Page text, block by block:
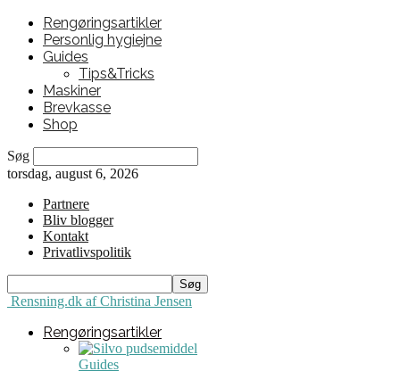
Rengøringsartikler
Personlig hygiejne
Guides
Tips&Tricks
Maskiner
Brevkasse
Shop
Søg
torsdag, august 6, 2026
Partnere
Bliv blogger
Kontakt
Privatlivspolitik
Rensning.dk af Christina Jensen
Rengøringsartikler
Guides